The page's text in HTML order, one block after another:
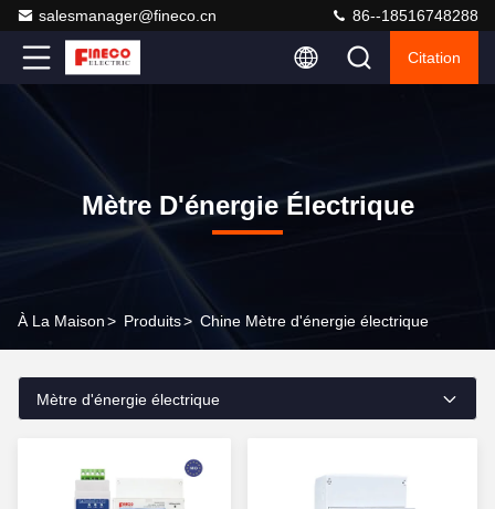
salesmanager@fineco.cn 86--18516748288
Citation
Mètre D'énergie Électrique
À La Maison> Produits> Chine Mètre d'énergie électrique
Mètre d'énergie électrique